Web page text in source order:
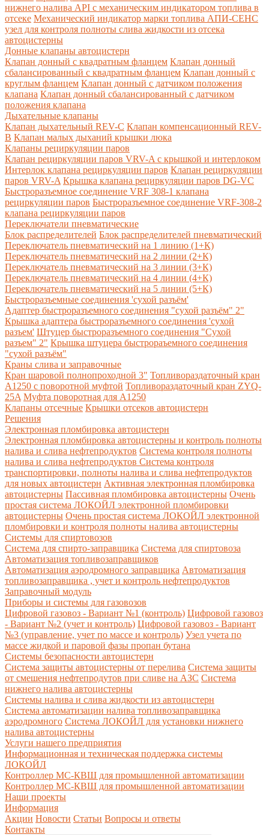
нижнего налива API с механическим индикатором топлива в
отсеке Механический индикатор марки топлива АПИ-СЕНС
узел для контроля полноты слива жидкости из отсека
автоцистерны
Донные клапаны автоцистерн
Клапан донный с квадратным фланцем Клапан донный
сбалансированный с квадратным фланцем Клапан донный с
круглым фланцем Клапан донный с датчиком положения
клапана Клапан донный сбалансированный с датчиком
положения клапана
Дыхательные клапаны
Клапан дыхательный REV-C Клапан компенсационный REV-
B Клапан малых дыханий крышки люка
Клапаны рециркуляции паров
Клапан рециркуляции паров VRV-A с крышкой и интерлоком
Интерлок клапана рециркуляции паров Клапан рециркуляции
паров VRV-A Крышка клапана рециркуляции паров DG-VC
Быстроразъемное соединение VRF 308-1 клапана
рециркуляции паров Быстроразъемное соединение VRF-308-2
клапана рециркуляции паров
Переключатели пневматические
Блок распределителей Блок распределителей пневматический
Переключатель пневматический на 1 линию (1+К)
Переключатель пневматический на 2 линии (2+К)
Переключатель пневматический на 3 линии (3+К)
Переключатель пневматический на 4 линии (4+К)
Переключатель пневматический на 5 линии (5+К)
Быстроразъемные соединения 'сухой разъём'
Адаптер быстроразъемного соединения "сухой разъём" 2"
Крышка адаптера быстроразъемного соединения 'сухой
разъем' Штуцер быстроразъемного соединения "Сухой
разъем" 2" Крышка штуцера быстрораъемного соединения
"сухой разъём"
Краны слива и заправочные
Кран шаровой полнопроходной 3" Топливораздаточный кран
A1250 с поворотной муфтой Топливораздаточный кран ZYQ-
25A Муфта поворотная для А1250
Клапаны отсечные Крышки отсеков автоцистерн
Решения
Электронная пломбировка автоцистерн
Электронная пломбировка автоцистерны и контроль полноты
налива и слива нефтепродуктов Система контроля полноты
налива и слива нефтепродуктов Система контроля
транспортировки, полноты налива и слива нефтепродуктов
для новых автоцистерн Активная электронная пломбировка
автоцистерны Пассивная пломбировка автоцистерны Очень
простая система ЛОКОЙЛ электронной пломбировки
автоцистерны Очень простая система ЛОКОЙЛ электронной
пломбировки и контроля полноты налива автоцистерны
Системы для спиртовозов
Система для спирто-заправщика Система для спиртовоза
Автоматизация топливозаправщиков
Автоматизация аэродромного заправщика Автоматизация
топливозаправщика , учет и контроль нефтепродуктов
Заправочный модуль
Приборы и системы для газовозов
Цифровой газовоз - Вариант №1 (контроль) Цифровой газовоз
- Вариант №2 (учет и контроль) Цифровой газовоз - Вариант
№3 (управление, учет по массе и контроль) Узел учета по
массе жидкой и паровой фазы пропан бутана
Системы безопасности автоцистерн
Система защиты автоцистерны от перелива Система защиты
от смешения нефтепродутов при сливе на АЗС Система
нижнего налива автоцистерны
Системы налива и слива жидкости из автоцистерн
Система автоматизации налива топливозаправщика
аэродромного Система ЛОКОЙЛ для установки нижнего
налива автоцистерны
Услуги нашего предприятия
Информационная и техническая поддержка системы
ЛОКОЙЛ
Контроллер МС-КВШ для промышленной автоматизации
Контроллер МС-КВШ для промышленной автоматизации
Наши проекты
Информация
Акции Новости Статьи Вопросы и ответы
Контакты